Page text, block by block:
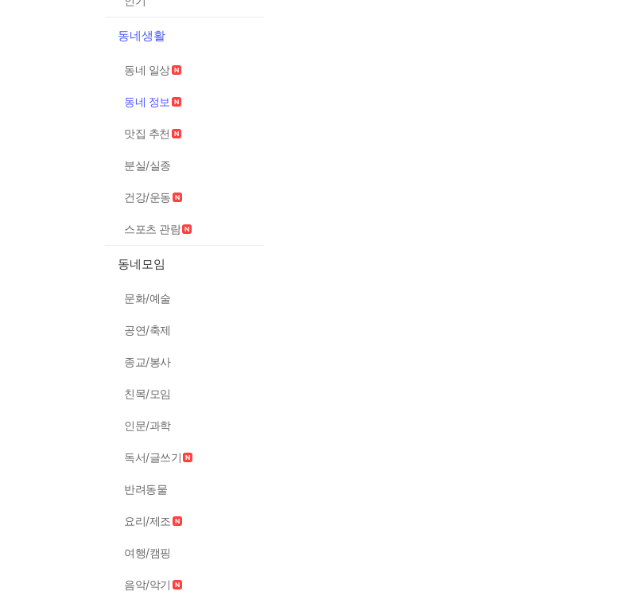
동네생활
동네 일상
동네 정보
맛집 추천
분실/실종
건강/운동
스포츠 관람
동네모임
문화/예술
공연/축제
종교/봉사
친목/모임
인문/과학
독서/글쓰기
반려동물
요리/제조
여행/캠핑
음악/악기